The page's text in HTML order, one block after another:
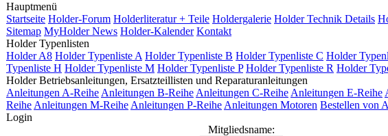
Hauptmenü
Startseite Holder-Forum Holderliteratur + Teile Holdergalerie Holder Technik Details
Sitemap MyHolder News Holder-Kalender Kontakt
Holder Typenlisten
Holder A8 Holder Typenliste A Holder Typenliste B Holder Typenliste C Holder
Typenliste H Holder Typenliste M Holder Typenliste P Holder Typenliste R Holder
Holder Betriebsanleitungen, Ersatzteillisten und Reparaturanleitungen
Anleitungen A-Reihe Anleitungen B-Reihe Anleitungen C-Reihe Anleitungen E-Reihe
Reihe Anleitungen M-Reihe Anleitungen P-Reihe Anleitungen Motoren Bestellen von
Login
Mitgliedsname: